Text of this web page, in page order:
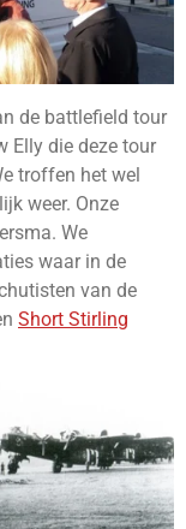
de battlefield tour
Elly die deze tour
troffen het wel
weer. Onze
We
waar in de
van de
Short Stirling